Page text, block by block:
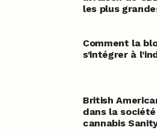
les plus
Comment la
s’intégrer à
British
dans la
cannabis